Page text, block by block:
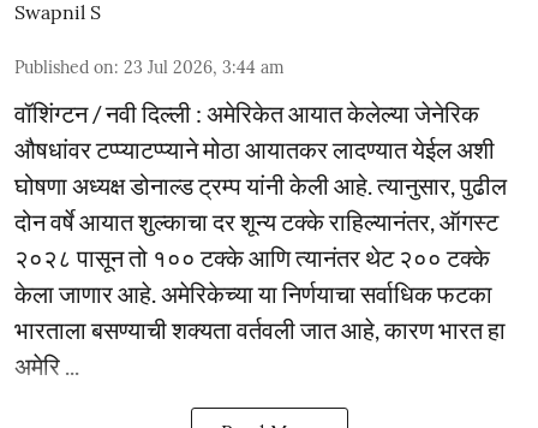
Swapnil S
Published on: 23 Jul 2026, 3:44 am
वॉशिंग्टन / नवी दिल्ली : अमेरिकेत आयात केलेल्या जेनेरिक
औषधांवर टप्प्याटप्प्याने मोठा आयातकर लादण्यात येईल अशी
घोषणा अध्यक्ष डोनाल्ड ट्रम्प यांनी केली आहे. त्यानुसार, पुढील
दोन वर्षे आयात शुल्काचा दर शून्य टक्के राहिल्यानंतर, ऑगस्ट
२०२८ पासून तो १०० टक्के आणि त्यानंतर थेट २०० टक्के
केला जाणार आहे. अमेरिकेच्या या निर्णयाचा सर्वाधिक फटका
भारताला बसण्याची शक्यता वर्तवली जात आहे, कारण भारत हा
अमेरि ...